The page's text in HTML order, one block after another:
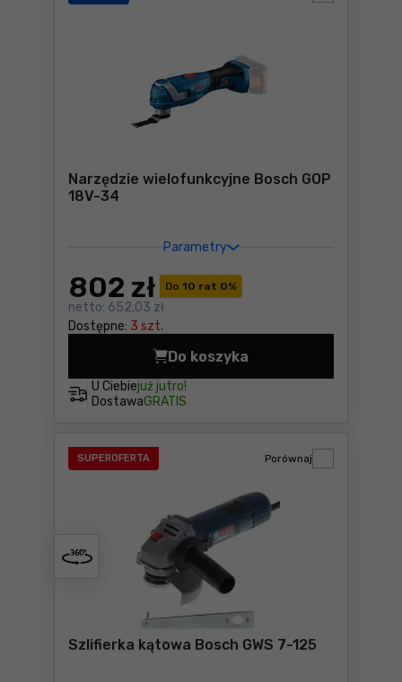
Narzędzie wielofunkcyjne Bosch GOP
18V-34
Parametry
Do 10 rat 0%
802 zł
netto: 652,03 zł
Dostępne: 3 szt.
U Ciebiejuż jutro!
DostawaGRATIS
Do koszyka
Narzędzie wielofunkcyjne
SUPEROFERTA
Szlifierka kątowa Bosch GWS 7-125
Porównaj